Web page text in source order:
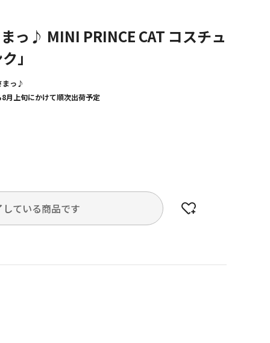
っ♪ MINI PRINCE CAT コスチュ
」
まっ♪
月上旬にかけて順次出荷予定
ている商品です